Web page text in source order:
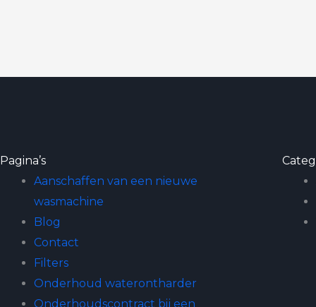
Pagina’s
Aanschaffen van een nieuwe
wasmachine
Blog
Contact
Filters
Onderhoud waterontharder
Onderhoudscontract bij een